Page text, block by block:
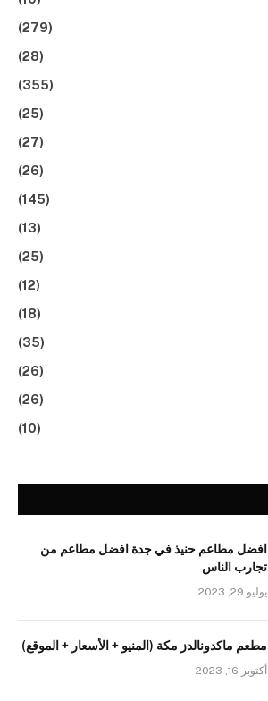
(279)
(28)
(355)
(25)
(27)
(26)
(145)
(13)
(25)
(12)
(18)
(35)
(26)
(26)
(10)
افضل مطاعم حنيذ في جدة افضل مطاعم من
تجارب الناس
يوليو 29, 2023
مطعم ماكدونالدز مكة (المنيو + الأسعار + الموقع)
أكتوبر 16, 2023